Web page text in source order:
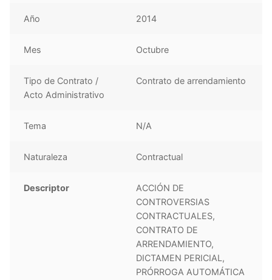
Año 2014
Mes Octubre
Tipo de Contrato /
Acto Administrativo
Contrato de arrendamiento
Tema N/A
Naturaleza Contractual
Descriptor
ACCIÓN DE
CONTROVERSIAS
CONTRACTUALES,
CONTRATO DE
ARRENDAMIENTO,
DICTAMEN PERICIAL,
PRÓRROGA AUTOMÁTICA